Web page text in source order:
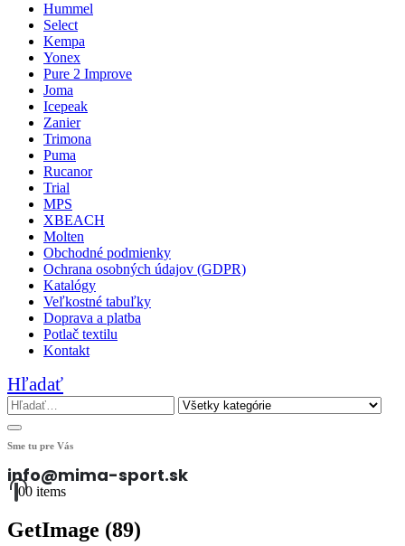
Hummel
Select
Kempa
Yonex
Pure 2 Improve
Joma
Icepeak
Zanier
Trimona
Puma
Rucanor
Trial
MPS
XBEACH
Molten
Obchodné podmienky
Ochrana osobných údajov (GDPR)
Katalógy
Veľkostné tabuľky
Doprava a platba
Potlač textilu
Kontakt
Hľadať
Sme tu pre Vás
info@mima-sport.sk
00 items
GetImage (89)